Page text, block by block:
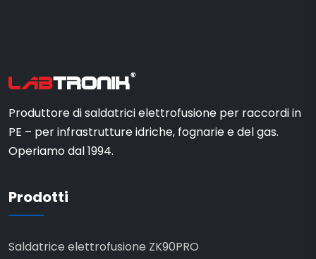
Produttore di saldatrici elettrofusione per raccordi in
PE – per infrastrutture idriche, fognarie e del gas.
Operiamo dal 1994.
Prodotti
Saldatrice elettrofusione ZK90PRO